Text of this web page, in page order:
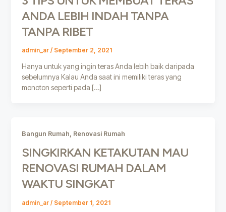
ANDA LEBIH INDAH TANPA
TANPA RIBET
admin_ar / September 2, 2021
Hanya untuk yang ingin teras Anda lebih baik daripada
sebelumnya Kalau Anda saat ini memiliki teras yang
monoton seperti pada […]
Bangun Rumah Renovasi Rumah
SINGKIRKAN KETAKUTAN MAU
RENOVASI RUMAH DALAM
WAKTU SINGKAT
admin_ar / September 1, 2021